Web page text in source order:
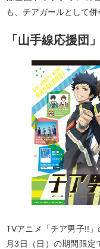
も、チアガールとして
「山手線応援団
TVアニメ「チア男子!!
月3日（日）の期間限